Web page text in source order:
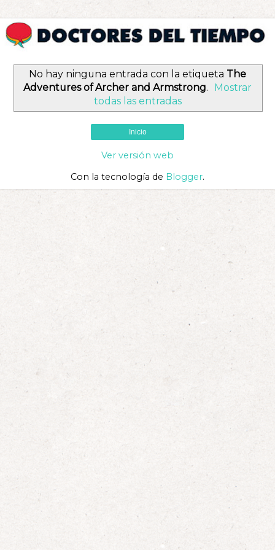
No hay ninguna entrada con la etiqueta The
Adventures of Archer and Armstrong.
Mostrar
todas las entradas
Inicio
Ver versión web
Con la tecnología de Blogger.